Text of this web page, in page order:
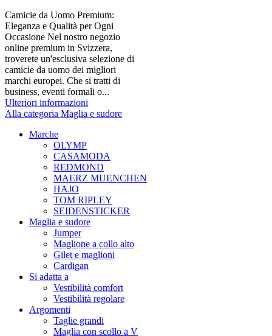
Camicie da Uomo Premium:
Eleganza e Qualità per Ogni
Occasione Nel nostro negozio
online premium in Svizzera,
troverete un'esclusiva selezione di
camicie da uomo dei migliori
marchi europei. Che si tratti di
business, eventi formali o...
Ulteriori informazioni
Alla categoria Maglia e sudore
Marche
OLYMP
CASAMODA
REDMOND
MAERZ MUENCHEN
HAJO
TOM RIPLEY
SEIDENSTICKER
Maglia e sudore
Jumper
Maglione a collo alto
Gilet e maglioni
Cardigan
Si adatta a
Vestibilità comfort
Vestibilità regolare
Argomenti
Taglie grandi
Maglia con scollo a V